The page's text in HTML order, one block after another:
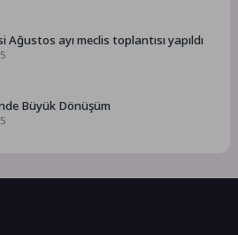
Ağustos ayı meclis toplantısı yapıldı
Büyük Dönüşüm